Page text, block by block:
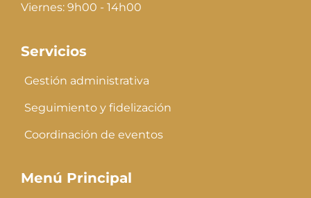
Viernes: 9h00 - 14h00
Servicios
Gestión administrativa
Seguimiento y fidelización
Coordinación de eventos
Menú Principal